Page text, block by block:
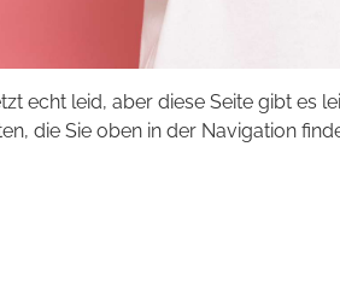
echt leid, aber diese Seite gibt es
die Sie oben in der Navigation